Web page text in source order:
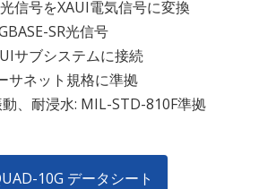
信号をXAUI電気信号に変換
SR光信号
サブシステムに接続
サネット規格に準拠
、耐浸水: MIL-STD-810F準拠
10G データシート